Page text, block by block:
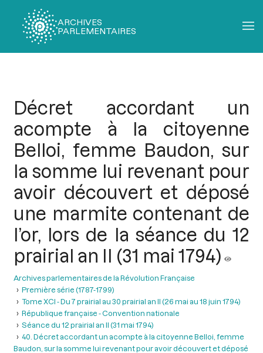
ARCHIVES
PARLEMENTAIRES
Décret accordant un
acompte à la citoyenne
Belloi, femme Baudon, sur
la somme lui revenant pour
avoir découvert et déposé
une marmite contenant de
l’or, lors de la séance du 12
prairial an II (31 mai 1794)
Archives parlementaires de la Révolution Française
Première série (1787-1799)
Tome XCI - Du 7 prairial au 30 prairial an II (26 mai au 18 juin 1794)
République française - Convention nationale
Séance du 12 prairial an II (31 mai 1794)
40. Décret accordant un acompte à la citoyenne Belloi, femme
Baudon, sur la somme lui revenant pour avoir découvert et déposé